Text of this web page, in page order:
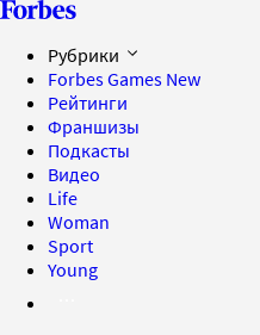
Рубрики
Forbes Games New
Рейтинги
Франшизы
Подкасты
Видео
Life
Woman
Sport
Young